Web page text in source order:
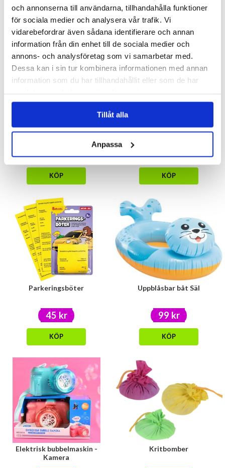
och annonserna till användarna, tillhandahålla funktioner
för sociala medier och analysera vår trafik. Vi
vidarebefordrar även sådana identifierare och annan
information från din enhet till de sociala medier och
annons- och analysföretag som vi samarbetar med.
Dessa kan i sin tur kombinera informationen med annan
information som du har tillhandahållit eller som de har
Tillåt alla
Anpassa
Ballongvikt blå
20 kr
KÖP
Gör ditt egna godishalsband
29 kr
KÖP
Parkeringsböter
45 kr
KÖP
Uppblåsbar båt Säl
99 kr
KÖP
Elektrisk bubbelmaskin -
Kamera
Kritbomber